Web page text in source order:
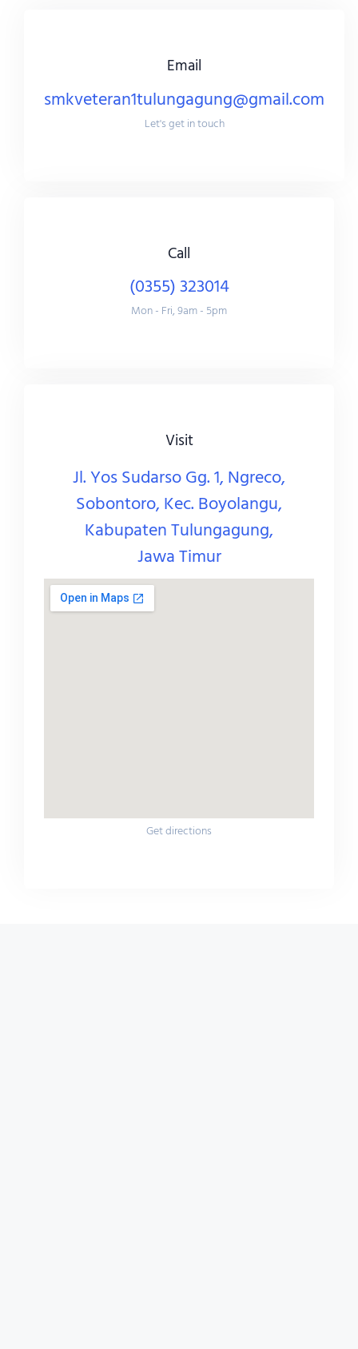
Email
smkveteran1tulungagung@gmail.com
Let's get in touch
Call
(0355) 323014
Mon - Fri, 9am - 5pm
Visit
Jl. Yos Sudarso Gg. 1, Ngreco,
Sobontoro, Kec. Boyolangu,
Kabupaten Tulungagung,
Jawa Timur
Get directions